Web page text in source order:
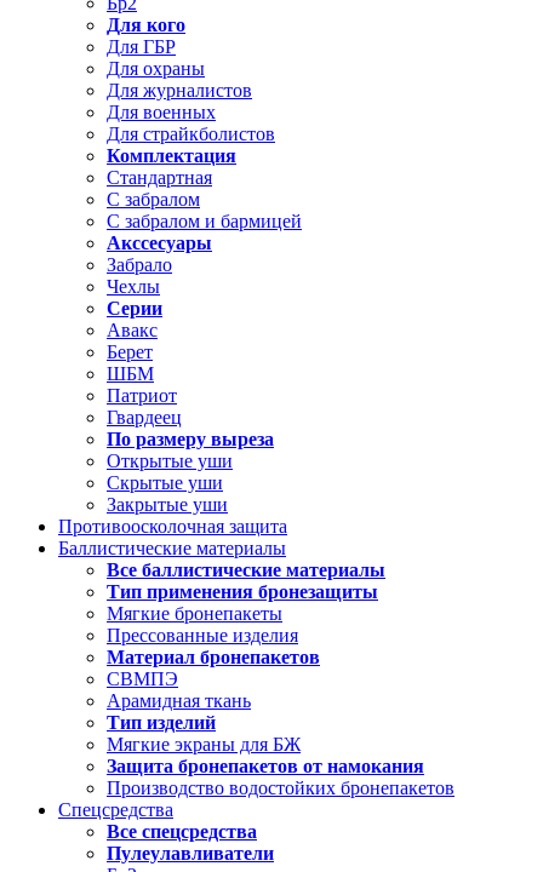
Для кого
Для ГБР
Для охраны
Для журналистов
Для военных
Для страйкболистов
Комплектация
Стандартная
С забралом
С забралом и бармицей
Акссесуары
Забрало
Чехлы
Серии
Авакс
Берет
ШБМ
Патриот
Гвардеец
По размеру выреза
Открытые уши
Скрытые уши
Закрытые уши
Противоосколочная защита
Баллистические материалы
Все баллистические материалы
Тип применения бронезащиты
Мягкие бронепакеты
Прессованные изделия
Материал бронепакетов
СВМПЭ
Арамидная ткань
Тип изделий
Мягкие экраны для БЖ
Защита бронепакетов от намокания
Производство водостойких бронепакетов
Спецсредства
Все спецсредства
Пулеулавливатели